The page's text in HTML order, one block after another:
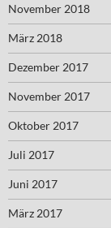
November 2018
März 2018
Dezember 2017
November 2017
Oktober 2017
Juli 2017
Juni 2017
März 2017